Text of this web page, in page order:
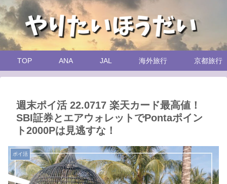
TOP ANA JAL 海外旅行 京都旅行
週末ポイ活 22.0717 楽天カード最高値！
SBI証券とエアウォレットでPontaポイン
ト2000Pは見逃すな！
ポイ活